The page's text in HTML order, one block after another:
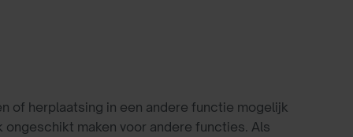
of herplaatsing in een andere functie mogelijk
ongeschikt maken voor andere functies. Als